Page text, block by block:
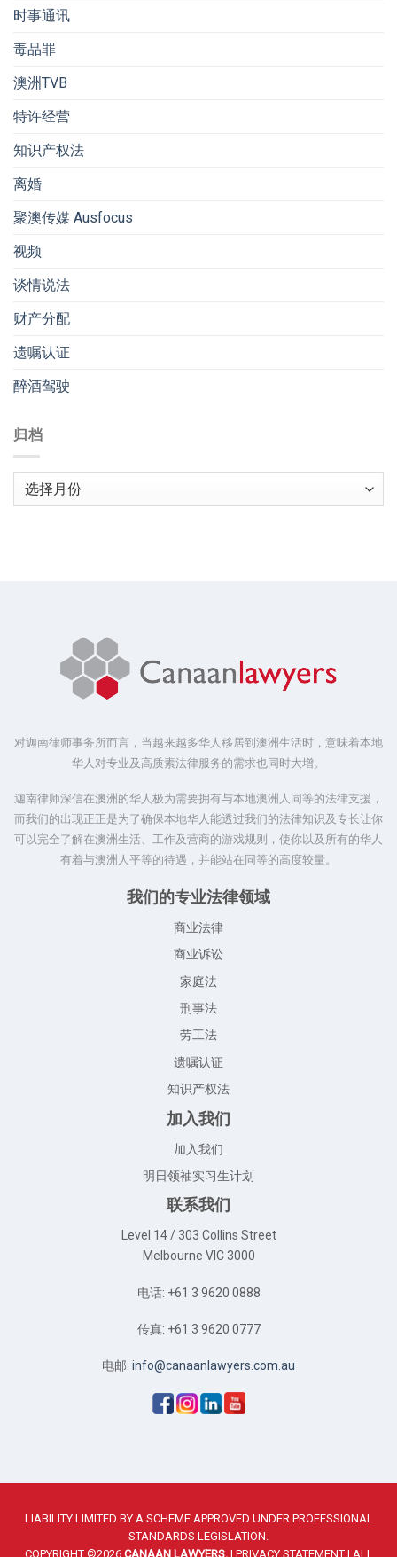
时事通讯
毒品罪
澳洲TVB
特许经营
知识产权法
离婚
聚澳传媒 Ausfocus
视频
谈情说法
财产分配
遗嘱认证
醉酒驾驶
归档
对迦南律师事务所而言，当越来越多华人移居到澳洲生活时，意味着本地
华人对专业及高质素法律服务的需求也同时大增。
迦南律师深信在澳洲的华人极为需要拥有与本地澳洲人同等的法律支援，
而我们的出现正正是为了确保本地华人能透过我们的法律知识及专长让你
可以完全了解在澳洲生活、工作及营商的游戏规则，使你以及所有的华人
有着与澳洲人平等的待遇，并能站在同等的高度较量。
我们的专业法律领域
商业法律
商业诉讼
家庭法
刑事法
劳工法
遗嘱认证
知识产权法
加入我们
加入我们
明日领袖实习生计划
联系我们
Level 14 / 303 Collins Street
Melbourne VIC 3000
电话: +61 3 9620 0888
传真: +61 3 9620 0777
电邮: info@canaanlawyers.com.au
LIABILITY LIMITED BY A SCHEME APPROVED UNDER PROFESSIONAL
STANDARDS LEGISLATION.
COPYRIGHT ©2026 CANAAN LAWYERS.| PRIVACY STATEMENT| ALL